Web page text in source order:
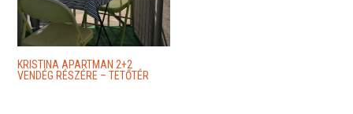
KRISTINA APARTMAN 2+2
VENDÉG RÉSZÉRE – TETŐTÉR